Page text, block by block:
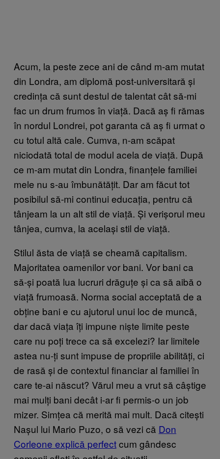
Acum, la peste zece ani de când m-am mutat
din Londra, am diplomă post-universitară și
credința că sunt destul de talentat cât să-mi
fac un drum frumos în viață. Dacă aș fi rămas
în nordul Londrei, pot garanta că aș fi urmat o
cu totul altă cale. Cumva, n-am scăpat
niciodată total de modul acela de viață. După
ce m-am mutat din Londra, finanțele familiei
mele nu s-au îmbunătățit. Dar am făcut tot
posibilul să-mi continui educația, pentru că
tânjeam la un alt stil de viață. Și verișorul meu
tânjea, cumva, la același stil de viață.
Stilul ăsta de viață se cheamă capitalism.
Majoritatea oamenilor vor bani. Vor bani ca
să-și poată lua lucruri drăguțe și ca să aibă o
viață frumoasă. Norma social acceptată de a
obține bani e cu ajutorul unui loc de muncă,
dar dacă viața îți impune niște limite peste
care nu poți trece ca să excelezi? Iar limitele
astea nu-ți sunt impuse de propriile abilități, ci
de rasă și de contextul financiar al familiei în
care te-ai născut? Vărul meu a vrut să câștige
mai mulți bani decât i-ar fi permis-o un job
mizer. Simțea că merită mai mult. Dacă citești
Nașul lui Mario Puzo, o să vezi că Don
Corleone explică perfectcum gândesc